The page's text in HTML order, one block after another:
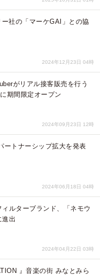
ー社の「マーケGAI」との協
2024年12月23日 04時
がリアル接客販売を行う
期間限定オープン
2024年09月23日 12時
ートナーシップ拡大を発表
2024年06月18日 04時
ルターブランド、「ネモウ
進出
2024年04月22日 03時
』音楽の街 みなとみら